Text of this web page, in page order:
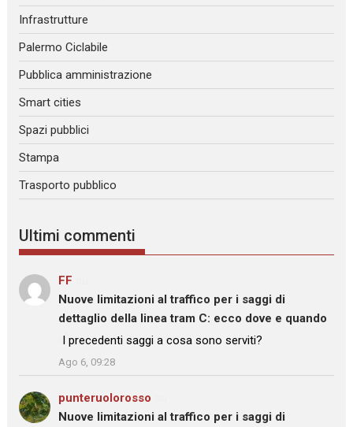
Infrastrutture
Palermo Ciclabile
Pubblica amministrazione
Smart cities
Spazi pubblici
Stampa
Trasporto pubblico
Ultimi commenti
FF
Nuove limitazioni al traffico per i saggi di
dettaglio della linea tram C: ecco dove e quando
: “ I precedenti saggi a cosa sono serviti?
Ago 6, 09:28
punteruolorosso
Nuove limitazioni al traffico per i saggi di